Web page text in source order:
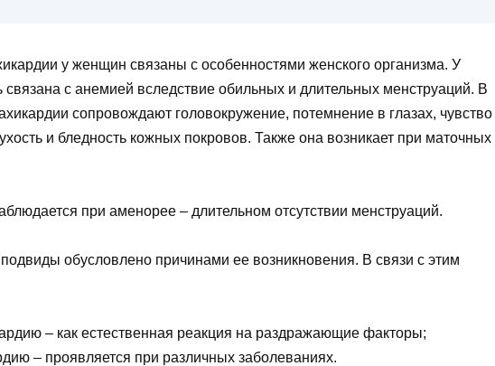
у женщин связаны с особенностями женского организма. У
с анемией вследствие обильных и длительных менструаций. В
сопровождают головокружение, потемнение в глазах, чувство
и бледность кожных покровов. Также она возникает при маточных
при аменорее – длительном отсутствии менструаций.
обусловлено причинами ее возникновения. В связи с этим
– как естественная реакция на раздражающие факторы;
– проявляется при различных заболеваниях.